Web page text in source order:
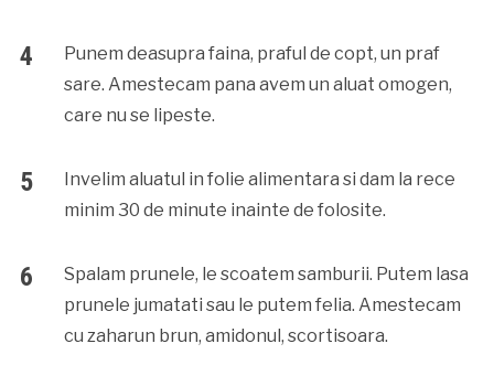
Punem deasupra faina, praful de copt, un praf
sare. Amestecam pana avem un aluat omogen,
care nu se lipeste.
Invelim aluatul in folie alimentara si dam la rece
minim 30 de minute inainte de folosite.
Spalam prunele, le scoatem samburii. Putem lasa
prunele jumatati sau le putem felia. Amestecam
cu zaharun brun, amidonul, scortisoara.